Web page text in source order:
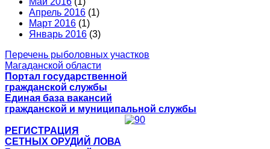
Апрель 2016 (1)
Март 2016 (1)
Январь 2016 (3)
Перечень рыболовных участков
Магаданской области
Портал государственной
гражданской службы
Единая база вакансий
гражданской и муниципальной службы
РЕГИСТРАЦИЯ
СЕТНЫХ ОРУДИЙ ЛОВА